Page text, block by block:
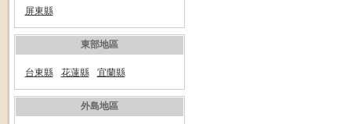
屏東縣
東部地區
台東縣 花蓮縣 宜蘭縣
外島地區